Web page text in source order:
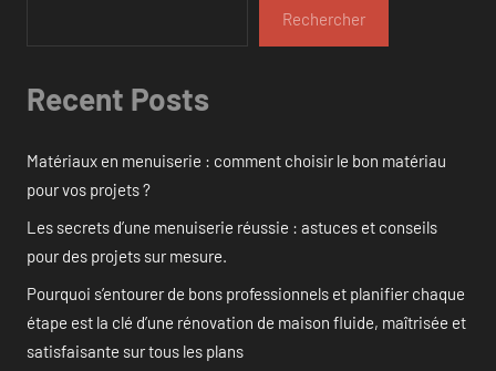
Rechercher
Recent Posts
Matériaux en menuiserie : comment choisir le bon matériau
pour vos projets ?
Les secrets d’une menuiserie réussie : astuces et conseils
pour des projets sur mesure.
Pourquoi s’entourer de bons professionnels et planifier chaque
étape est la clé d’une rénovation de maison fluide, maîtrisée et
satisfaisante sur tous les plans